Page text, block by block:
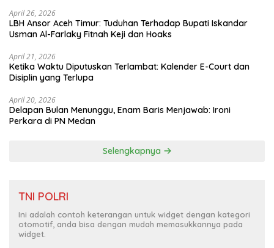
April 26, 2026
LBH Ansor Aceh Timur: Tuduhan Terhadap Bupati Iskandar
Usman Al-Farlaky Fitnah Keji dan Hoaks
April 21, 2026
Ketika Waktu Diputuskan Terlambat: Kalender E-Court dan
Disiplin yang Terlupa
April 20, 2026
Delapan Bulan Menunggu, Enam Baris Menjawab: Ironi
Perkara di PN Medan
Selengkapnya
TNI POLRI
Ini adalah contoh keterangan untuk widget dengan kategori
otomotif, anda bisa dengan mudah memasukkannya pada
widget.